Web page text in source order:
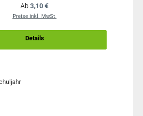
Regulärer Preis:
Ab3,10 €
Preise inkl. MwSt.
Details